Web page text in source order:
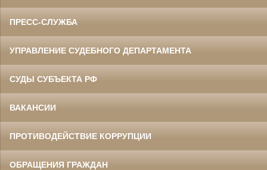
ПРЕСС-СЛУЖБА
УПРАВЛЕНИЕ СУДЕБНОГО ДЕПАРТАМЕНТА
СУДЫ СУБЪЕКТА РФ
ВАКАНСИИ
ПРОТИВОДЕЙСТВИЕ КОРРУПЦИИ
ОБРАЩЕНИЯ ГРАЖДАН